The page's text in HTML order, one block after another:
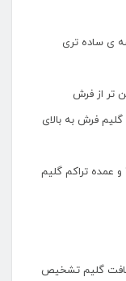
ی ساده تری
تر از فرش
فرش به بالای
عمده شانه گلیم فرش بین ۵۰۰ تا ۷۰۰ و عمده تراکم گلیم
بافت گلیم تشخیص